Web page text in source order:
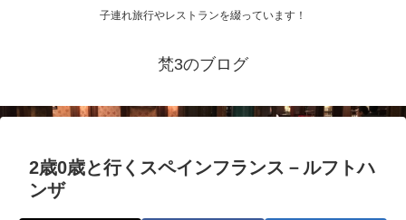
子連れ旅行やレストランを綴っています！
梵3のブログ
2歳0歳と行くスペインフランス－ルフトハ
ンザ